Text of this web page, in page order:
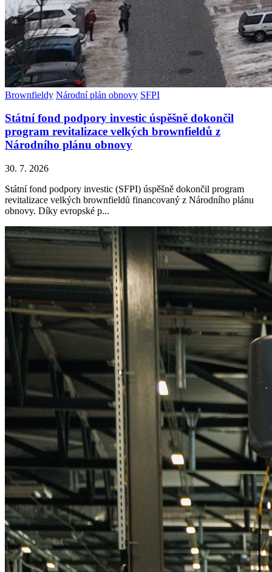
Brownfieldy Národní plán obnovy SFPI
Státní fond podpory investic úspěšně dokončil
program revitalizace velkých brownfieldů z
Národního plánu obnovy
30. 7. 2026
Státní fond podpory investic (SFPI) úspěšně dokončil program
revitalizace velkých brownfieldů financovaný z Národního plánu
obnovy. Díky evropské p...